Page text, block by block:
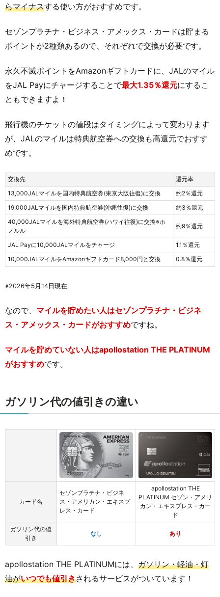
らマイナスする使い方がおすすめです。
セゾンプラチナ・ビジネス・アメックス・カードは貯まる
ポイントが2種類あるので、それぞれで交換が必要です。
永久不滅ポイントをAmazonギフトカードに、JALのマイル
をJAL Payにチャージすることで最大1.35％還元にするこ
ともできますよ！
飛行機のチケットの値段はタイミングによって変わります
が、JALのマイルは特典航空券への交換も高還元でおすす
めです。
交換先
還元率
13,000JALマイルを国内特典航空券(東京大阪往復)に交換
約2％還元
19,000JALマイルを国内特典航空券(沖縄往復)に交換
約3％還元
40,000JALマイルを海外特典航空券(ハワイ往復)に交換※ホ
ノルル
約9％還元
JAL Payに10,000JALマイルをチャージ
1.1％還元
10,000JALマイルをAmazonギフトカード8,000円と交換
0.8％還元
※2026年5月14日現在
なので、 マイルを貯めたい人はセゾンプラチナ・ビジネ
ス・アメックス・カードがおすすめですね。
マイルを貯めていない人はapollostation THE PLATINUM
がおすすめです。
ガソリン代の値引きの違い
カード名
セゾンプラチナ・ビジネ
ス・アメリカン・エキスプ
レス・カード
apollostation THE
PLATINUM セゾン・アメリ
カン・エキスプレス・カー
ド
ガソリン代の値
引き
なし あり
apollostation THE PLATINUMには、 ガソリン・軽油・灯
油がいつでも値引きされるサービスがついています！